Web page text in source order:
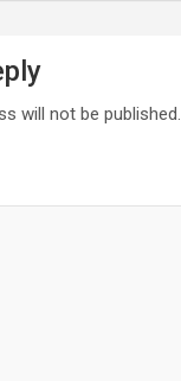
will not be published.